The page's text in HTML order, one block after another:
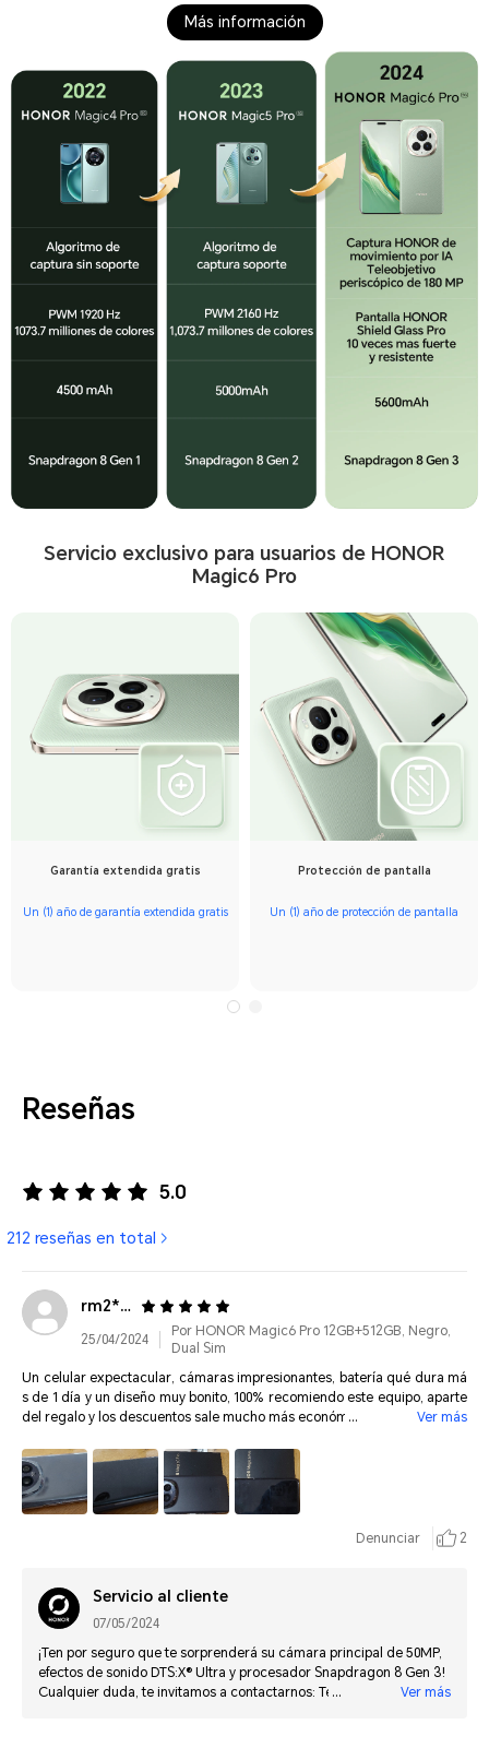
Más información
Servicio exclusivo para usuarios de HONOR
Magic6 Pro
Garantía extendida gratis
Un (1) año de garantía extendida gratis
Protección de pantalla
Un (1) año de protección de pantalla
Reseñas
5.0
212 reseñas en total
rm2***@gmail.com
25/04/2024
Por HONOR Magic6 Pro 12GB+512GB, Negro,
Dual Sim
Un celular expectacular, cámaras impresionantes, batería qué dura má
s de 1 día y un diseño muy bonito, 100% recomiendo este equipo, aparte
del regalo y los descuentos sale mucho más económico, funciona con to
im de una compañía de la red de altan, trae cargador con entrada qué
se usa en México, comprenlo sin dudarlo.
Ver más
Denunciar 2
Servicio al cliente
07/05/2024
¡Ten por seguro que te sorprenderá su cámara principal de 50MP,
efectos de sonido DTS:X® Ultra y procesador Snapdragon 8 Gen 3!
Cualquier duda, te invitamos a contactarnos: Tel: 8005229989.Ver más